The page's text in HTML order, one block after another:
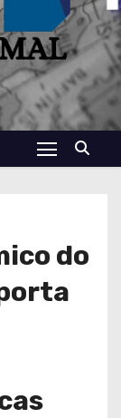
do